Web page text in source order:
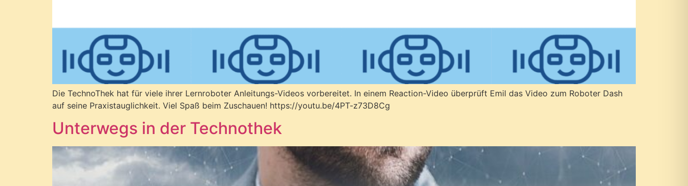
Die TechnoThek hat für viele ihrer Lernroboter Anleitungs-Videos vorbereitet. In einem Reaction-Video überprüft Emil das Video zum Roboter Dash
auf seine Praxistauglichkeit. Viel Spaß beim Zuschauen! https://youtu.be/4PT-z73D8Cg
Unterwegs in der Technothek